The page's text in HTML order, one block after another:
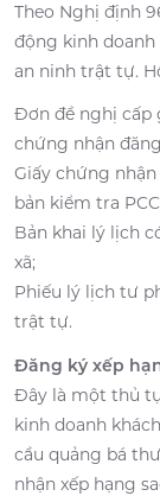
Theo Nghị định
động kinh doanh
an ninh trật tự.
Đơn đề nghị cấp
chứng nhận
Giấy chứng
bản kiểm tra
Bản khai lý lịch
xã;
Phiếu lý lịch tư
trật tự.
Đăng ký xếp
Đây là một thủ
kinh doanh
cầu quảng bá
nhận xếp hạng